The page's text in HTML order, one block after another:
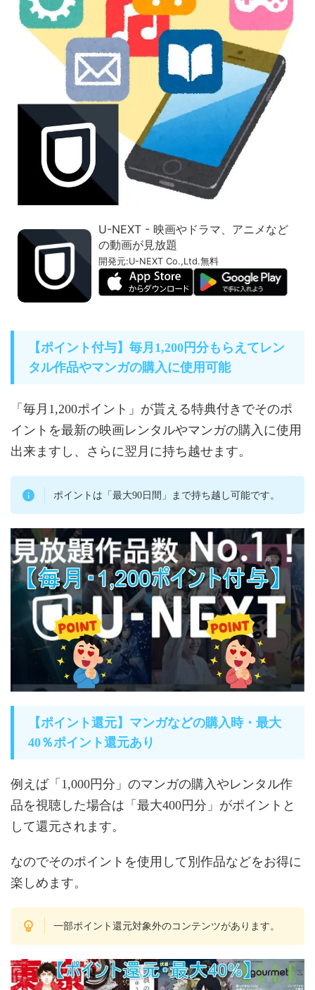
U-NEXT - 映画やドラマ、アニメなど
の動画が見放題
開発元:U-NEXT Co.,Ltd.無料
【ポイント付与】毎月1,200円分もらえてレン
タル作品やマンガの購入に使用可能
「毎月1,200ポイント」が貰える特典付きでそのポ
イントを最新の映画レンタルやマンガの購入に使用
出来ますし、さらに翌月に持ち越せます。
ポイントは「最大90日間」まで持ち越し可能です。
【ポイント還元】マンガなどの購入時・最大
40％ポイント還元あり
例えば「1,000円分」のマンガの購入やレンタル作
品を視聴した場合は「最大400円分」がポイントと
して還元されます。
なのでそのポイントを使用して別作品などをお得に
楽しめます。
一部ポイント還元対象外のコンテンツがあります。